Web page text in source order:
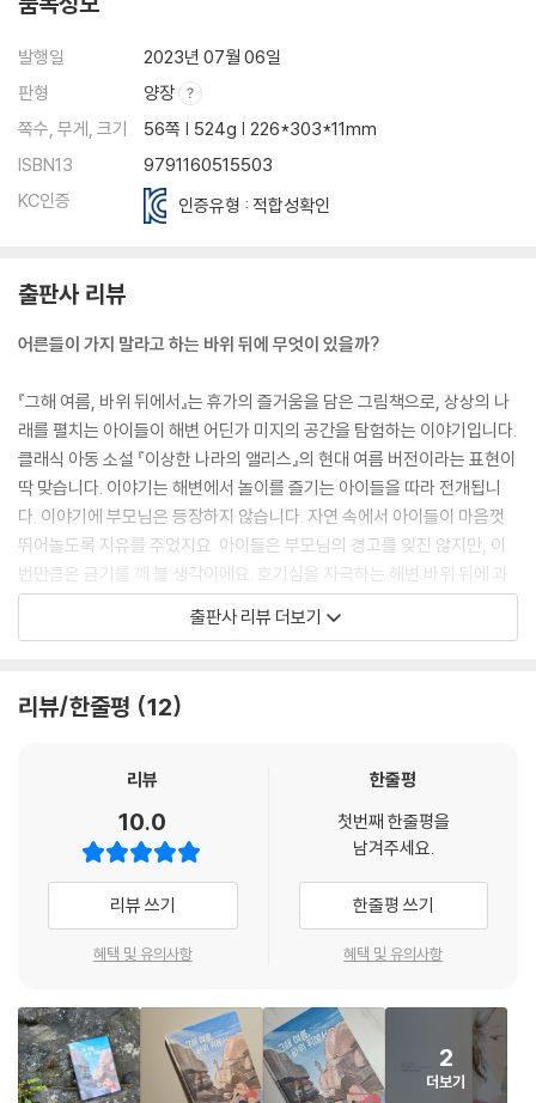
발행일
2023년 07월 06일
판형
양장
쪽수, 무게, 크기
56쪽 | 524g | 226*303*11mm
ISBN13
9791160515503
KC인증
인증유형 : 적합성확인
출판사 리뷰
어른들이 가지 말라고 하는 바위 뒤에 무엇이 있을까?
『그해 여름, 바위 뒤에서』는 휴가의 즐거움을 담은 그림책으로, 상상의 나
래를 펼치는 아이들이 해변 어딘가 미지의 공간을 탐험하는 이야기입니다.
클래식 아동 소설 『이상한 나라의 앨리스』의 현대 여름 버전이라는 표현이
딱 맞습니다. 이야기는 해변에서 놀이를 즐기는 아이들을 따라 전개됩니
다. 이야기에 부모님은 등장하지 않습니다. 자연 속에서 아이들이 마음껏
뛰어놀도록 자유를 주었지요. 아이들은 부모님의 경고를 잊진 않지만, 이
번만큼은 금기를 깨 볼 생각이에요. 호기심을 자극하는 해변 바위 뒤에 과
연 무엇이 있을까요?
“엄마가 해변에서만 놀고 바위 뒤엔 가지 말라고 했잖아.”
씻고 싶어집니다. 여름휴가를 맞아 바닷가에 모인 여섯 아이는 아이스크림
을 뚝딱 해치운 뒤, 술래잡기하며 놀기로 합니다. 이제부터는 새 별명을 지
어 부르면서요. 대장 이렌 언니는 곰치, 이폴리트 오빠는 해마, 닌느는 정어
리 등 바다에 사는 동물 이름을 하나씩 정합니다. 막내인 ‘나’는 새우로 별
명을 정해요. 새우들이 헤엄치는 모습은 정말 귀엽거든요.
제비뽑기에서 이긴 ‘나’ 팀은 숨을 곳을 찾아 달리기 시작합니다. 숨기 쉬운
요트 클럽, 해양 구조대 건물을 지나고 카페도 지나쳐 바위 쪽으로 달려갑
니다. 아이들은 미끄러운 바위를 타고 올라가 거대한 모래성을 발견합니
다. 이 성이 친구들을 바닷속 세계로 데려다줄 거예요.
출판사 리뷰 더보기
리뷰/한줄평 12
리뷰
10.0
리뷰 쓰기
혜택 및 유의사항
한줄평
첫번째 한줄평을
남겨주세요.
한줄평 쓰기
혜택 및 유의사항
2
더보기